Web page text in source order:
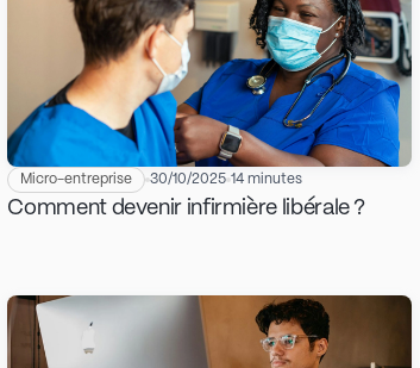
Micro-entreprise 30/10/2025 14 minutes
Comment devenir infirmière libérale ?